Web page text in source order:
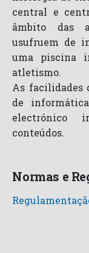
central e
âmbito das
usufruem de
uma piscina
atletismo.
As facilidades
de
electrónico
conteúdos.
Normas e